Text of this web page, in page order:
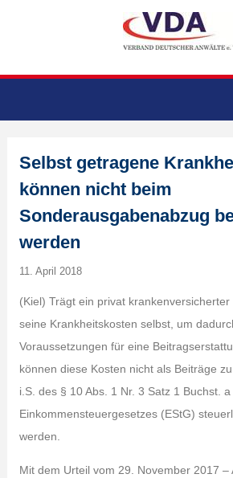
Selbst getragene
können nicht beim
Sonderausgabenabzug
werden
11. April 2018
(Kiel) Trägt ein privat
seine Krankheitskosten selbst, um
Voraussetzungen für eine
können diese Kosten nicht als Beiträge
i.S. des § 10 Abs. 1 Nr. 3 Satz 1 Buchst.
Einkommensteuergesetzes (EStG)
werden.
Mit dem Urteil vom 29. November 2017 –